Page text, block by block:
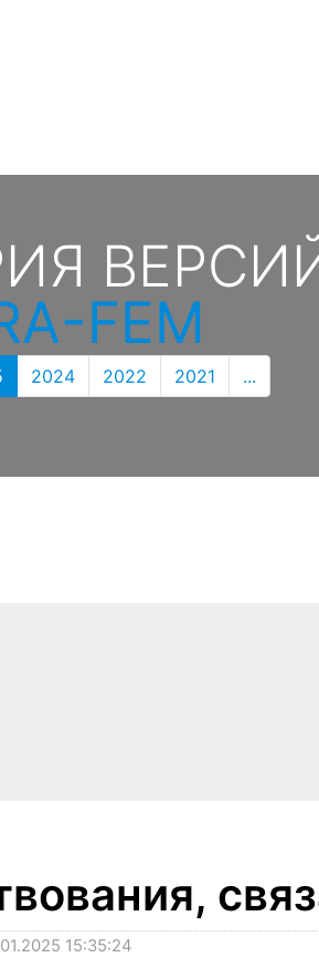
FEM
2024 2022 2021 ...
15:35:24